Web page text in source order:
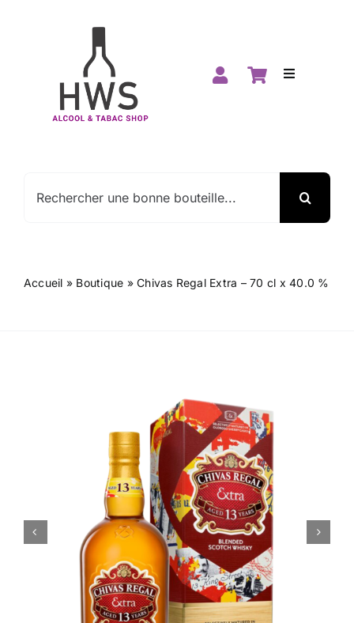
Toggle
Accueil
Accueil » Boutique »Chivas Regal Extra – 70 cl x 40.0 %